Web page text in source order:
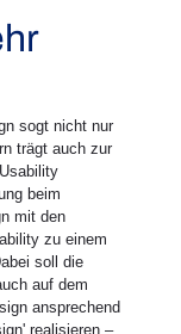
sogt nicht nur
trägt auch zur
beim
mit den
zu einem
soll die
auf dem
ansprechend
realisieren –